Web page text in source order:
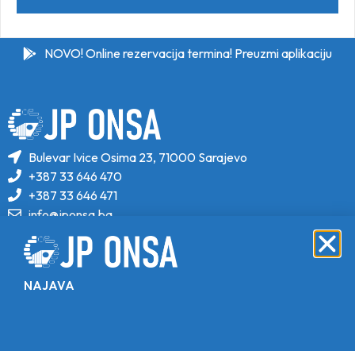
NOVO! Online rezervacija termina! Preuzmi aplikaciju
Bulevar Ivice Osima 23, 71000 Sarajevo
+387 33 646 470
+387 33 646 471
info@jponsa.ba
©Copyright 2024. All Rights Reserved.
Design, Development & Maintenance By
NAJAVA